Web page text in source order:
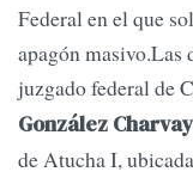
Federal en el que
apagón masivo.Las
juzgado federal de
González Charvay
de Atucha I,